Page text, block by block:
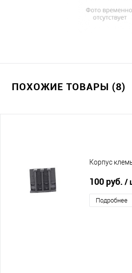
ПОХОЖИЕ ТОВАРЫ (8)
Корпус
100 руб. /
Подробнее